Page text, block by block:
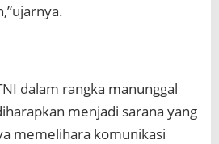
dalam rangka manunggal
menjadi sarana yang
memelihara komunikasi